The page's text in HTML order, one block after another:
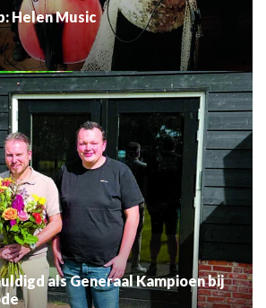
Helen Music
als Generaal Kampioen bij